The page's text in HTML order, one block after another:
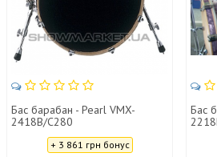
Бас барабан - Pearl VMX-
2418B/C280
+ 3 861 грн бонус
Бас